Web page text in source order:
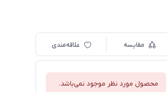
مقایسه علاقه‌مندی
محصول مورد نظر موجود نمی‌باشد.